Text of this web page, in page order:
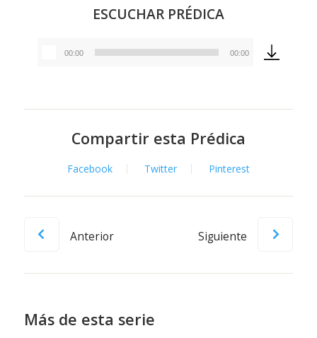
ESCUCHAR PRÉDICA
Reproductor
00:00 00:00
Compartir esta Prédica
Facebook Twitter Pinterest
Anterior Siguiente
Más de esta serie